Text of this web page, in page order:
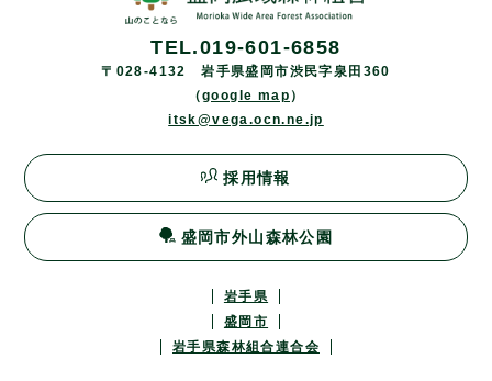
TEL.019-601-6858
〒028-4132 岩手県盛岡市渋民字泉田360
（google map ）
itsk@vega.ocn.ne.jp
採用情報
盛岡市外山森林公園
岩手県
盛岡市
岩手県森林組合連合会